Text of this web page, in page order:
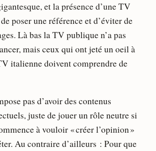
et la présence d’une TV
poser une référence et d’éviter de
Là bas la TV publique n’a pas
mais ceux qui ont jeté un oeil à
italienne doivent comprendre de
pas d’avoir des contenus
juste de jouer un rôle neutre si
à vouloir « créer l’opinion »
Au contraire d’ailleurs : Pour que